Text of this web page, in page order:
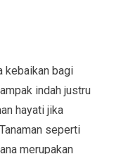
kebaikan bagi
indah justru
hayati jika
seperti
merupakan